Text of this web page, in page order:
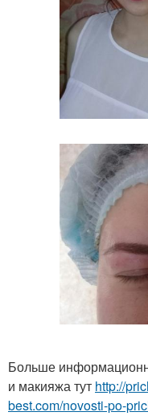
Больше
и макияжа тут http://
best.com/novosti-po-